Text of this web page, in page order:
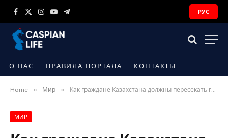
Facebook
X
Instagram
YouTubeTelegram
РУС
О НАС ПРАВИЛА ПОРТАЛА КОНТАКТЫ
Home » Мир » Как граждане Казахстана должны пересекать границу с Россией с 10 июля
МИР